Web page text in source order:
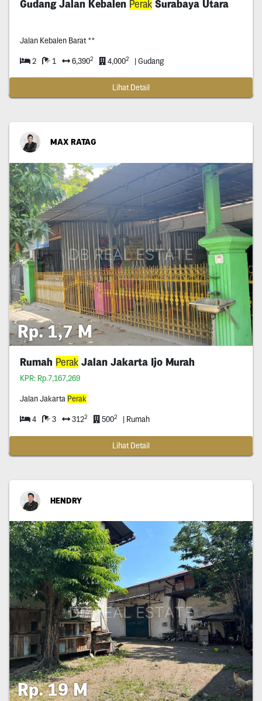
Gudang Jalan Kebalen PerakSurabaya Utara
Jalan Kebalen Barat **
2 1 6,3902 4,0002 | Gudang
Lihat Detail
MAX RATAG
Rp. 1,7 M
Rumah PerakJalan Jakarta Ijo Murah
KPR: Rp.7,167,269
Jalan Jakarta Perak
4 3 3122 5002 | Rumah
Lihat Detail
HENDRY
Rp. 19 M